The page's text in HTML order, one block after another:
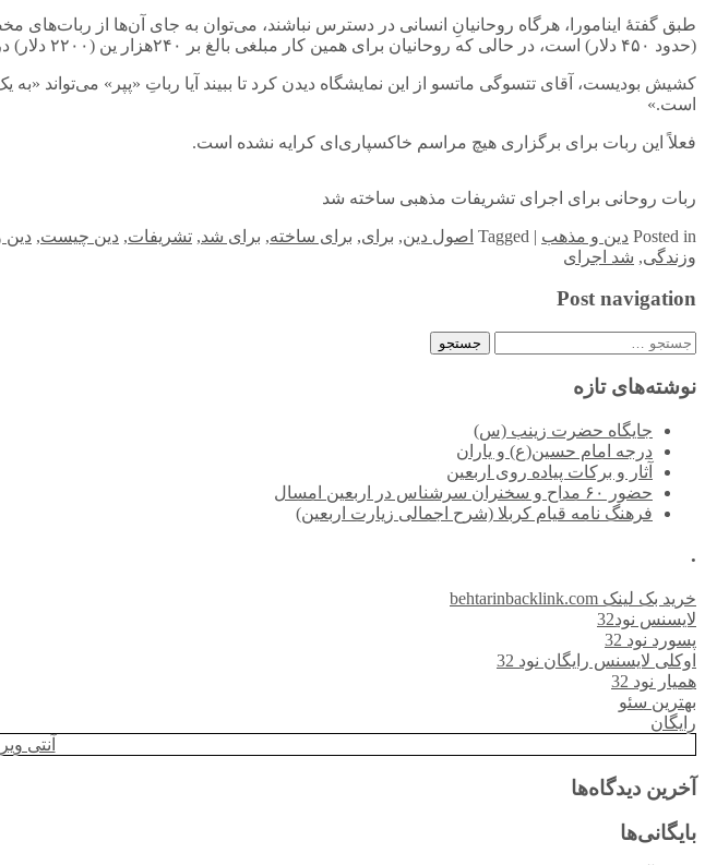
طبق گفتۀ اینامورا، هرگاه روحانیانِ انسانی در دسترس نباشند، می‌توان به جای آن‌ها از
(حدود ۴۵۰ دلار) است، در حالی که روحانیان برای همین کار مبلغی بالغ بر ۲۴۰هزار ین (۲۲۰۰ دلار) دریافت می‌کنند.
کشیش بودیست، آقای تتسوگی ماتسو از این نمایشگاه دیدن کرد تا ببیند آیا رباتِ «پپر»
است.»
فعلاً این ربات برای برگزاری هیچ مراسم خاکسپاری‌ای کرایه نشده است.
ربات روحانی برای اجرای تشریفات مذهبی ساخته شد
Posted in دین و مذهب |
Tagged اصول دین, برای, برای ساخته, برای شد, تشریفات, دین چیست, دین
وزندگی, شد اجرای
Post navigation
جستجو
نوشته‌های تازه
جایگاه حضرت زینب (س)
درجه امام حسین(ع) و یاران
آثار و برکات پیاده روی اربعین
حضور ۶۰ مداح و سخنران سرشناس در اربعین امسال
فرهنگ نامه قیام کربلا (شرح اجمالی زیارت اربعین)
.
خرید بک لینک behtarinbacklink.com
لایسنس نود32
پسورد نود 32
اوکلی لایسنس رایگان نود 32
همیار نود 32
بهترین سئو
رایگان
آنتی
آخرین دیدگاه‌ها
بایگانی‌ها